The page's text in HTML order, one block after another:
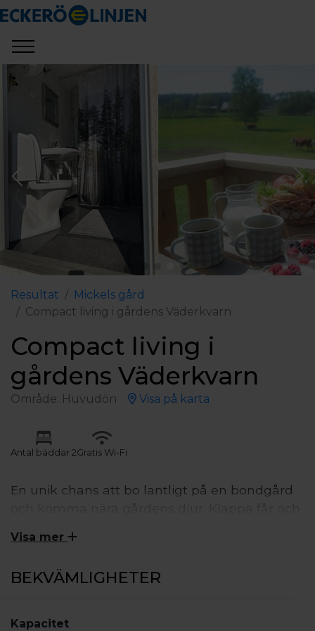
Resultat
Mickels gård
Compact living i gårdens Väderkvarn
Compact living i
gårdens Väderkvarn
Område: Huvudön Visa på karta
Antal bäddar 2Gratis Wi-Fi
En unik chans att bo lantligt på en bondgård
våra höns och kaniner med maskrosor.
och grillplats delas med andra
toalett/dusch. Bastu kan hyras. 12 km från
Visa mer
BEKVÄMLIGHETER
Kapacitet